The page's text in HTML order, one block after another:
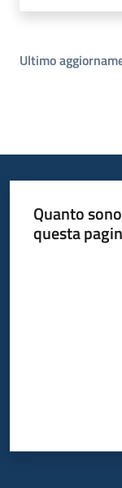
Ultimo
Quanto
questa